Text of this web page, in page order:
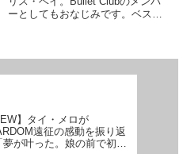
ーとしてもおなじみです。ベス
にインパクトへの...
】タイ・メロが
遠征の感動を振り返
夢が叶った。娘の前で初め